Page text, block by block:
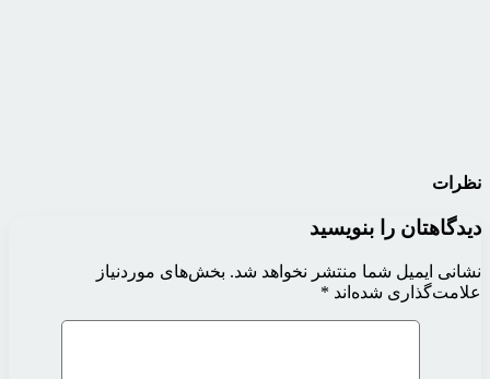
نظرات
دیدگاهتان را بنویسید
نشانی ایمیل شما منتشر نخواهد شد. بخش‌های موردنیاز
علامت‌گذاری شده‌اند *